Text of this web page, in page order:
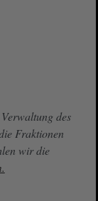
des
Fraktionen
wir die